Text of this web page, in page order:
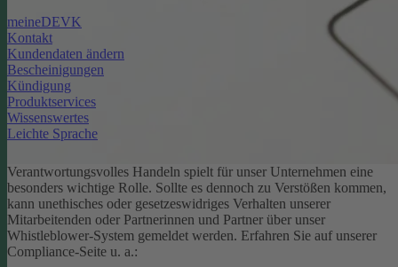
meineDEVK
Kontakt
Kundendaten ändern
Bescheinigungen
Kündigung
Produktservices
Wissenswertes
Leichte Sprache
Verantwortungsvolles Handeln spielt für unser Unternehmen eine
besonders wichtige Rolle. Sollte es dennoch zu Verstößen kommen,
kann unethisches oder gesetzeswidriges Verhalten unserer
Mitarbeitenden oder Partnerinnen und Partner über unser
Whistleblower-System gemeldet werden. Erfahren Sie auf unserer
Compliance-Seite u. a.: